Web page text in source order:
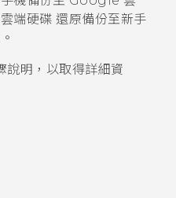
端硬碟 還原備份至新手
說明，以取得詳細資